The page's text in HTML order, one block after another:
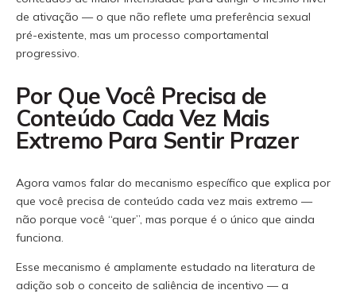
de ativação — o que não reflete uma preferência sexual
pré-existente, mas um processo comportamental
progressivo.
Por Que Você Precisa de
Conteúdo Cada Vez Mais
Extremo Para Sentir Prazer
Agora vamos falar do mecanismo específico que explica por
que você precisa de conteúdo cada vez mais extremo —
não porque você “quer”, mas porque é o único que ainda
funciona.
Esse mecanismo é amplamente estudado na literatura de
adição sob o conceito de saliência de incentivo — a